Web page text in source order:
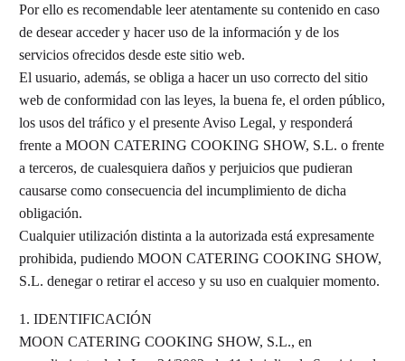
Por ello es recomendable leer atentamente su contenido en caso
de desear acceder y hacer uso de la información y de los
servicios ofrecidos desde este sitio web.
El usuario, además, se obliga a hacer un uso correcto del sitio
web de conformidad con las leyes, la buena fe, el orden público,
los usos del tráfico y el presente Aviso Legal, y responderá
frente a MOON CATERING COOKING SHOW, S.L. o frente
a terceros, de cualesquiera daños y perjuicios que pudieran
causarse como consecuencia del incumplimiento de dicha
obligación.
Cualquier utilización distinta a la autorizada está expresamente
prohibida, pudiendo MOON CATERING COOKING SHOW,
S.L. denegar o retirar el acceso y su uso en cualquier momento.
1. IDENTIFICACIÓN
MOON CATERING COOKING SHOW, S.L., en